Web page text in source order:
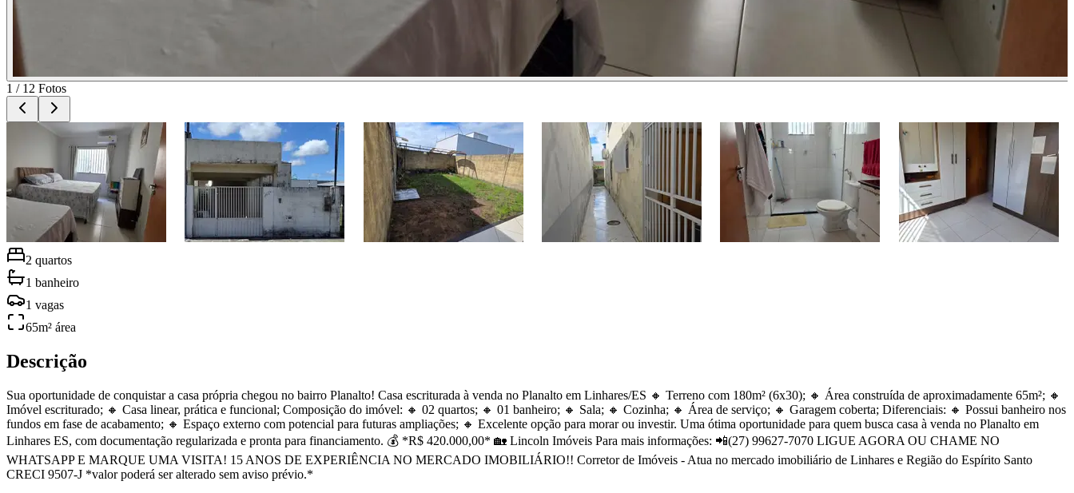
1 / 12 Fotos
2 quartos
1 banheiro
1 vagas
65m² área
Descrição
Sua oportunidade de conquistar a casa própria chegou no bairro Planalto! Casa escriturada à venda no Planalto em Linhares/ES 🔸 Terreno com 180m² (6x30); 🔸 Área construída de aproximadamente 65m²; 🔸
Imóvel escriturado; 🔸 Casa linear, prática e funcional; Composição do imóvel: 🔸 02 quartos; 🔸 01 banheiro; 🔸 Sala; 🔸 Cozinha; 🔸 Área de serviço; 🔸 Garagem coberta; Diferenciais: 🔸 Possui banheiro nos
fundos em fase de acabamento; 🔸 Espaço externo com potencial para futuras ampliações; 🔸 Excelente opção para morar ou investir. Uma ótima oportunidade para quem busca casa à venda no Planalto em
Linhares ES, com documentação regularizada e pronta para financiamento. 💰 *R$ 420.000,00* 🏡 Lincoln Imóveis Para mais informações: 📲(27) 99627-7070 LIGUE AGORA OU CHAME NO
WHATSAPP E MARQUE UMA VISITA! 15 ANOS DE EXPERIÊNCIA NO MERCADO IMOBILIÁRIO!! Corretor de Imóveis - Atua no mercado imobiliário de Linhares e Região do Espírito Santo
CRECI 9507-J *valor poderá ser alterado sem aviso prévio.*